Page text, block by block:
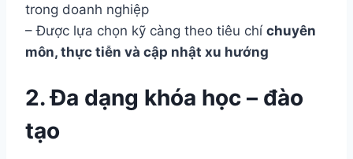
trong doanh nghiệp
– Được lựa chọn kỹ càng theo tiêu chí chuyên
môn, thực tiễn và cập nhật xu hướng
2. Đa dạng khóa học – đào
tạo